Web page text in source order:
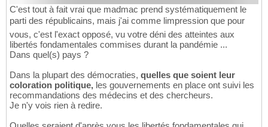
C'est tout à fait vrai que madmac prend systématiquement le
parti des républicains, mais j'ai comme limpression que pour
vous, c'est l'exact opposé, vu votre déni des atteintes aux
libertés fondamentales commises durant la pandémie ...
Dans quel(s) pays ?
Dans la plupart des démocraties, quelles que soient leur
coloration politique, les gouvernements en place ont suivi les
recommandations des médecins et des chercheurs.
Je n'y vois rien à redire.